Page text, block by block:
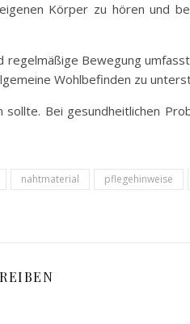
Körper zu hören und
regelmäßige Bewegung
Wohlbefinden zu
Bei gesundheitlichen
nahtmaterial pflegehinweise